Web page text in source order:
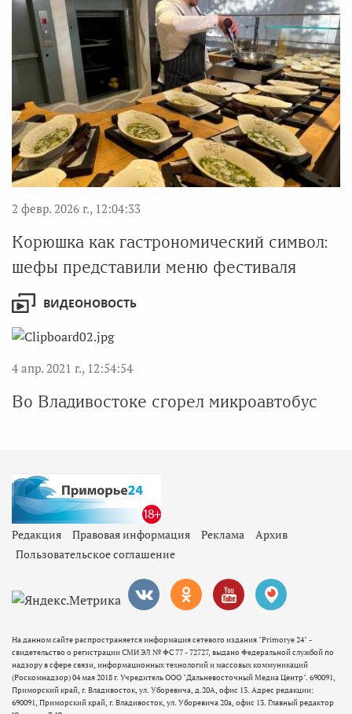
2 февр. 2026 г., 12:04:33
Корюшка как гастрономический символ:
шефы представили меню фестиваля
ВИДЕОНОВОСТЬ
4 апр. 2021 г., 12:54:54
Во Владивостоке сгорел микроавтобус
Редакция Правовая информация Реклама
Архив
Пользовательское соглашение
На данном сайте распространяется информация сетевого издания "Primorye 24" -
свидетельство о регистрации СМИ ЭЛ № ФС 77 - 72727, выдано Федеральной службой по
надзору в сфере связи, информационных технологий и массовых коммуникаций
(Роскомнадзор) 04 мая 2018 г. Учредитель ООО "Дальневосточный Медиа Центр". 690091,
Приморский край, г. Владивосток, ул. Уборевича, д.20А, офис 13. Адрес редакции:
690091, Приморский край, г. Владивосток, ул. Уборевича 20а, офис 13. Главный редактор